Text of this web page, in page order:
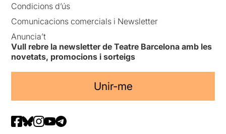
Condicions d’ús
Comunicacions comercials i Newsletter
Anuncia’t
Vull rebre la newsletter de Teatre Barcelona amb les
novetats, promocions i sorteigs
Unir-me